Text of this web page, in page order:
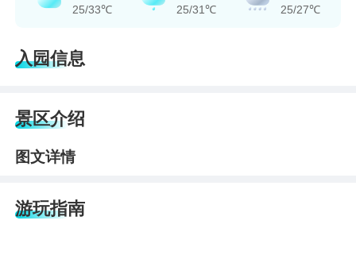
25/33℃ 25/31℃ 25/27℃
入园信息
景区介绍
图文详情
游玩指南